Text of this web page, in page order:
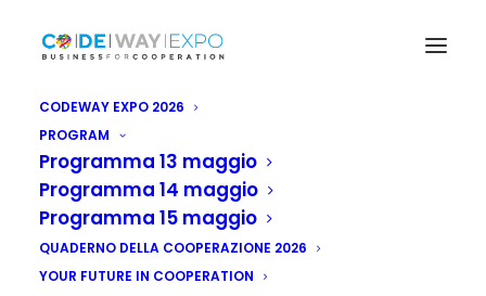
CODEWAY EXPO 2026
PROGRAM
Programma 13 maggio
Programma 14 maggio
Programma 15 maggio
QUADERNO DELLA COOPERAZIONE 2026
YOUR FUTURE IN COOPERATION